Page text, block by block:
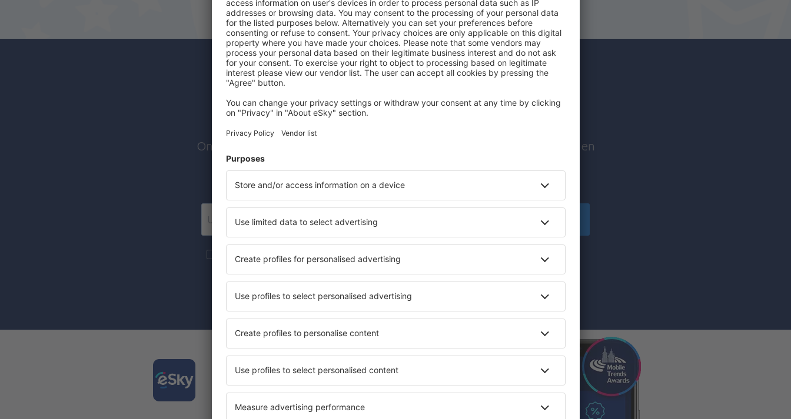
Abonnees van onze nieuwsbrief reizen
meer voor minder
Ontvang exclusieve aanbiedingen voor goedkope vluchten, stedentrips en
Aanmelden
Meer reizen tegen scherpe prijzen in onze nieuwsbrief.
de nieuwsbrief) van eSky.pl S.A. naar het door mij opgegeven e-mailadres.
Door het vakje aan te vinken, een e-mailadres op te geven en "Abonneren" te kiezen (collectief) geeft u
toestemming voor de verwerking van uw persoonlijke gegevens
Download onze appen plan
gemakkelijk uw reizen
De best beoordeelde reis-app